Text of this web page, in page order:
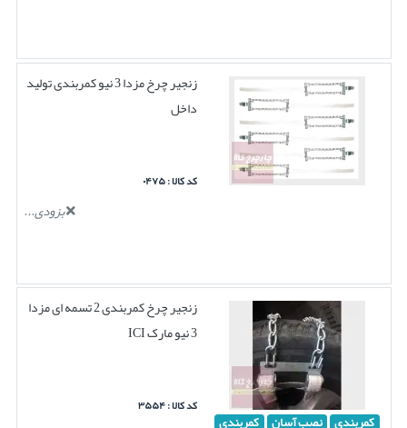
زنجیر چرخ مزدا 3 نیو کمربندی تولید
داخل
کد کالا : ۰۴۷۵
بزودی...
کمربندی نصب آسان کمربندی
زنجیر چرخ کمربندی 2 تسمه ای مزدا
3 نیو مارک ICI
کد کالا : ۳۵۵۴